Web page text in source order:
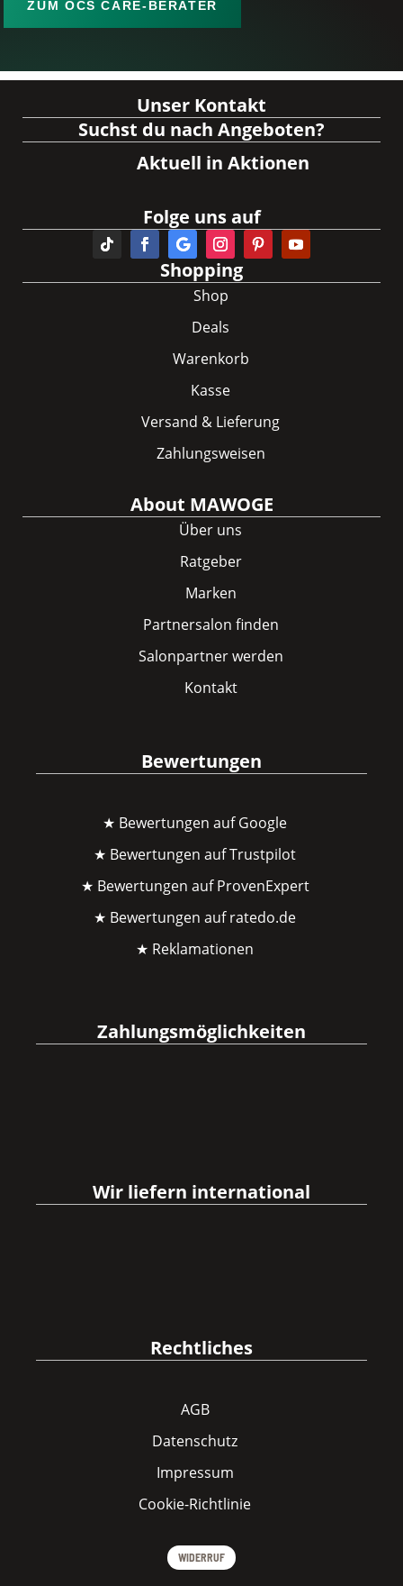
ZUM OCS CARE-BERATER
Unser Kontakt
Suchst du nach Angeboten?
Aktuell in Aktionen
Folge uns auf
Shopping
Shop
Deals
Warenkorb
Kasse
Versand & Lieferung
Zahlungsweisen
About MAWOGE
Über uns
Ratgeber
Marken
Partnersalon finden
Salonpartner werden
Kontakt
Bewertungen
★ Bewertungen auf Google
★ Bewertungen auf Trustpilot
★ Bewertungen auf ProvenExpert
★ Bewertungen auf ratedo.de
★ Reklamationen
Zahlungsmöglichkeiten
Wir liefern international
Rechtliches
AGB
Datenschutz
Impressum
Cookie-Richtlinie
WIDERRUF